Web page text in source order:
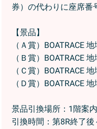
券）の代わりに座席番
【景品】
（Ａ賞）BOATRACE
（Ｂ賞）BOATRACE
（Ｃ賞）BOATRACE
（Ｄ賞）BOATRACE
景品引換場所：1階案
引換時間：第8R終了後